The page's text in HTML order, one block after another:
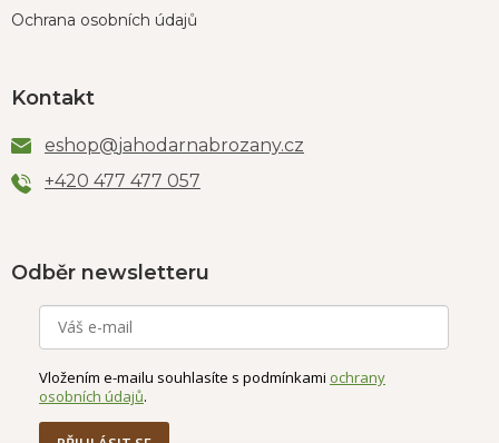
Ochrana osobních údajů
Kontakt
eshop@jahodarnabrozany.cz
+420 477 477 057
Odběr newsletteru
Vložením e-mailu souhlasíte s podmínkami ochrany
osobních údajů.